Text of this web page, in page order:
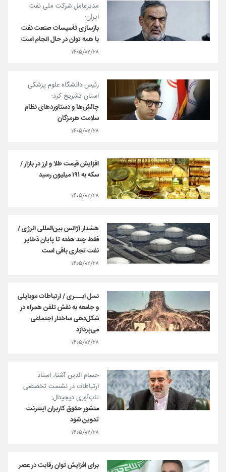
مدیرعامل شرکت ملی نفت
ایران:
بازسازی تأسیسات صنعت نفت
با همه توان در حال انجام است
۱۴۰۵/۰۲/۲۸
رئیس دانشگاه علوم پزشکی
استان تشریح کرد؛
چالش‌ها و دستاوردهای نظام
سلامت هرمزگان
۱۴۰۵/۰۲/۲۸
افزایش قیمت طلا و ارز در بازار /
سکه به ۱۹۱ میلیون رسید
۱۴۰۵/۰۲/۲۸
هشدار آژانس بین‌المللی انرژی /
فقط چند هفته تا پایان ذخایر
نفت تجاری باقی است
۱۴۰۵/۰۲/۲۸
نسل ابـــری / ارتباطات موبایلی
و جامعه به نقش تلفن همراه در
شکل‌دهی ساختار اجتماعی
می‌پردازد
۱۴۰۵/۰۲/۲۸
حسام الدین آشنا، استاد
ارتباطات در نشست تخصصی
تاب‌آوری دیجیتال:
منشور حقوق کاربران اینترنت
تدوین شود
۱۴۰۵/۰۲/۲۸
برای افزایش توان رقابت در عصر